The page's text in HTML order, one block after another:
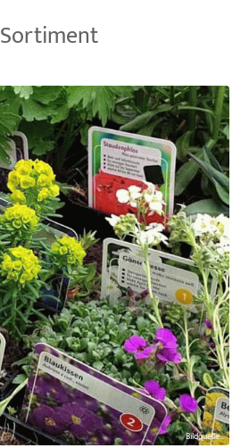
Sortiment
Bildquelle...